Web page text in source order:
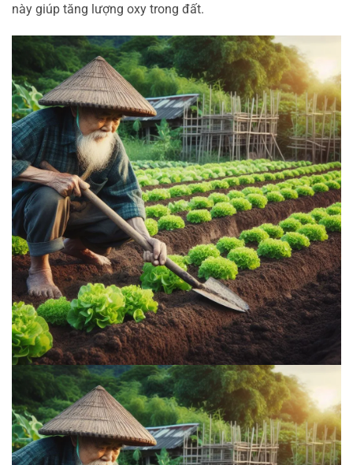
này giúp tăng lượng oxy trong đất.